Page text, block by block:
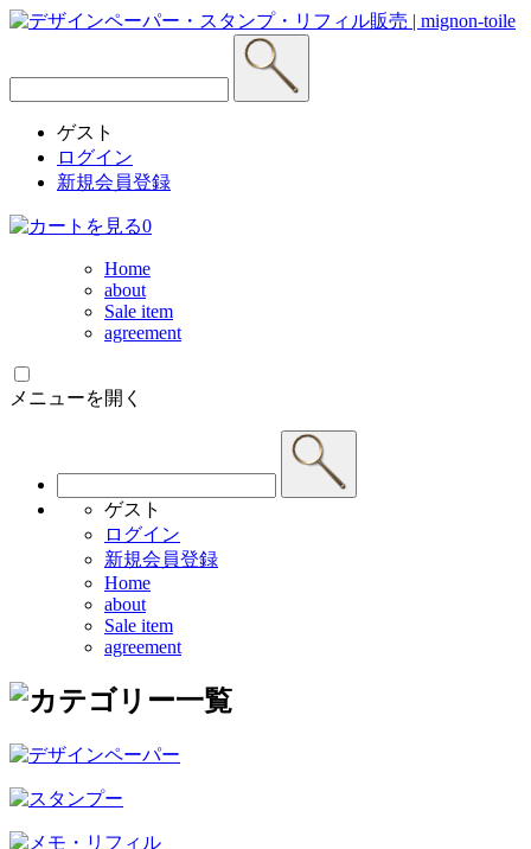
ゲスト
ログイン
新規会員登録
0
Home
about
Sale item
agreement
メニューを開く
ゲスト
ログイン
新規会員登録
Home
about
Sale item
agreement